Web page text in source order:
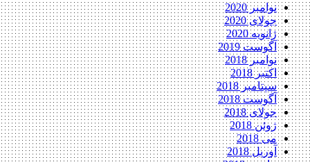
نوامبر 2020
جولای 2020
ژانویه 2020
آگوست 2019
نوامبر 2018
اکتبر 2018
سپتامبر 2018
آگوست 2018
جولای 2018
ژوئن 2018
می 2018
آوریل 2018